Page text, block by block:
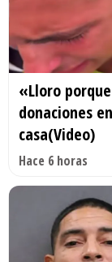
«Lloro
donaciones
casa(Video)
Hace 6 horas